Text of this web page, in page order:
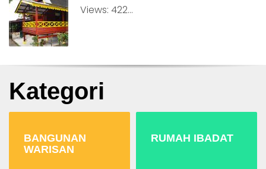
Views: 422...
Kategori
BANGUNAN
WARISAN
RUMAH IBADAT